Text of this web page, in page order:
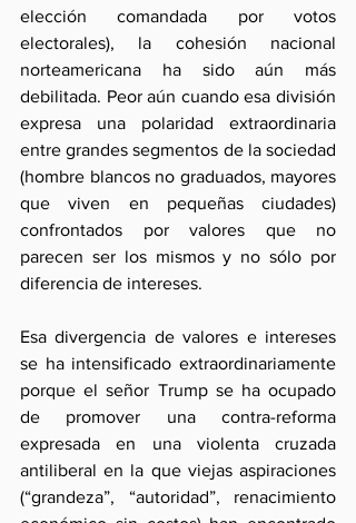
elección comandada por votos
electorales), la cohesión nacional
norteamericana ha sido aún más
debilitada. Peor aún cuando esa división
expresa una polaridad extraordinaria
entre grandes segmentos de la sociedad
(hombre blancos no graduados, mayores
que viven en pequeñas ciudades)
confrontados por valores que no
parecen ser los mismos y no sólo por
diferencia de intereses.
Esa divergencia de valores e intereses
se ha intensificado extraordinariamente
porque el señor Trump se ha ocupado
de promover una contra-reforma
expresada en una violenta cruzada
antiliberal en la que viejas aspiraciones
(“grandeza”, “autoridad”, renacimiento